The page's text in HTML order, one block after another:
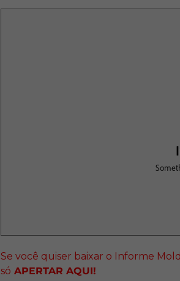
Se você quiser baixar o Informe
só APERTAR AQUI!